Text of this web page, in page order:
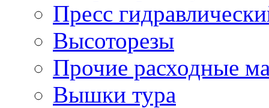
Пресс
Высоторезы
Прочие расходные
Вышки тура